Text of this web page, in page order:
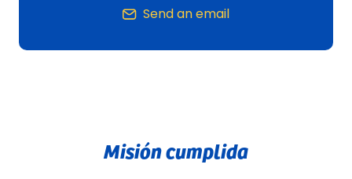
Send an email
Misión cumplida